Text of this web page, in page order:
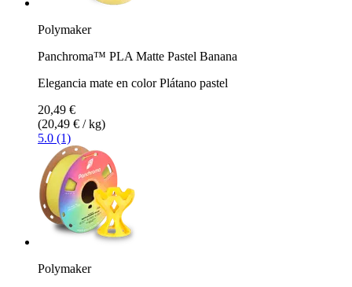
Polymaker
Panchroma™ PLA Matte Pastel Banana
Elegancia mate en color Plátano pastel
20,49 €
(20,49 € / kg)
5.0 (1)
Polymaker